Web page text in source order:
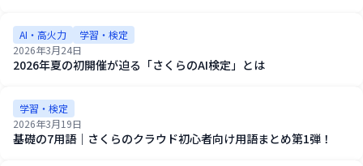
AI・高火力
学習・検定
2026年3月24日
2026年夏の初開催が迫る「さくらのAI検定」とは
学習・検定
2026年3月19日
基礎の7用語｜さくらのクラウド初心者向け用語まとめ第1弾！